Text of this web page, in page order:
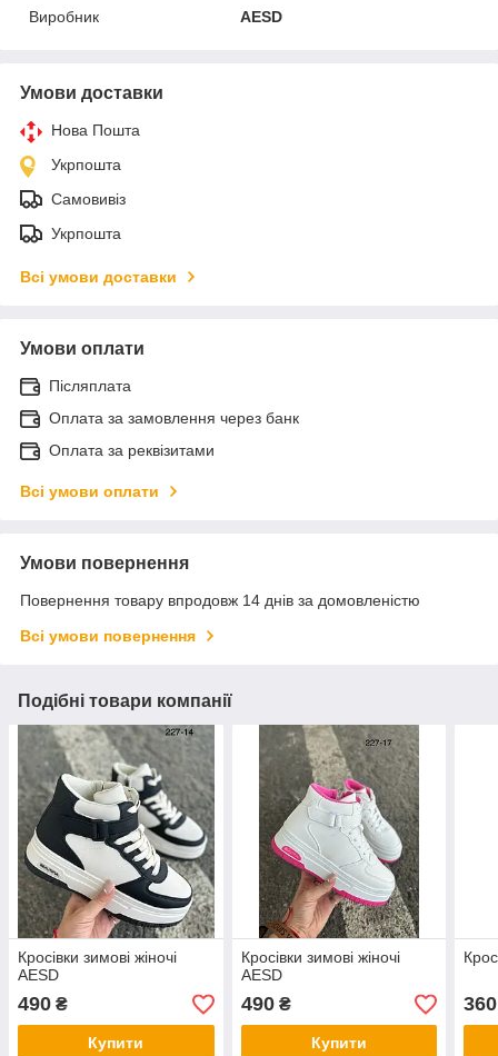
Виробник
AESD
Умови доставки
Нова Пошта
Укрпошта
Самовивіз
Укрпошта
Всі умови доставки
Умови оплати
Післяплата
Оплата за замовлення через банк
Оплата за реквізитами
Всі умови оплати
Умови повернення
Повернення товару впродовж 14 днів за домовленістю
Всі умови повернення
Подібні товари компанії
Кросівки зимові жіночі
AESD
490 ₴
Купити
Кросівки зимові жіночі
AESD
490₴
Купити
360